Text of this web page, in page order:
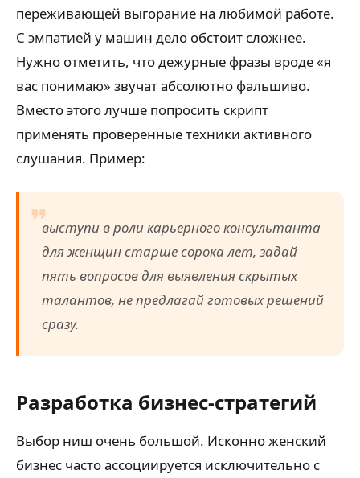
переживающей выгорание на любимой работе.
С эмпатией у машин дело обстоит сложнее.
Нужно отметить, что дежурные фразы вроде «я
вас понимаю» звучат абсолютно фальшиво.
Вместо этого лучше попросить скрипт
применять проверенные техники активного
слушания. Пример:
выступи в роли карьерного консультанта
для женщин старше сорока лет, задай
пять вопросов для выявления скрытых
талантов, не предлагай готовых решений
сразу.
Разработка бизнес-стратегий
Выбор ниш очень большой. Исконно женский
бизнес часто ассоциируется исключительно с